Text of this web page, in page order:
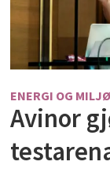
ENERGI OG MILJØ
Avinor